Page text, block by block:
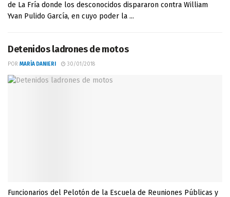
de La Fría donde los desconocidos dispararon contra William
Yvan Pulido García, en cuyo poder la ...
Detenidos ladrones de motos
POR MARÍA DANIERI 30/01/2018
Funcionarios del Pelotón de la Escuela de Reuniones Públicas y